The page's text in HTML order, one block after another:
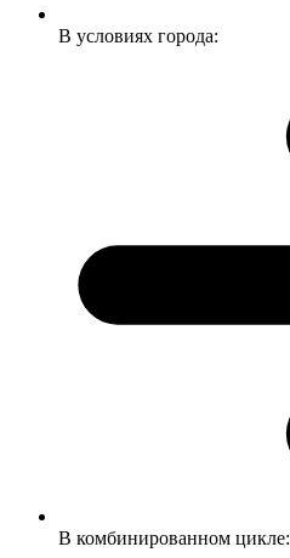
В условиях города:
В комбинированном цикле: